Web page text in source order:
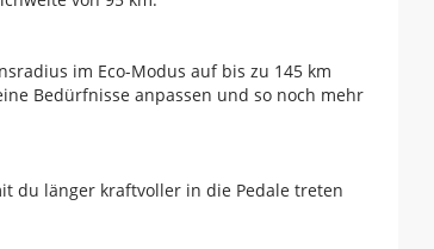
im Eco-Modus auf bis zu 145 km
Bedürfnisse anpassen und so noch mehr
du länger kraftvoller in die Pedale treten